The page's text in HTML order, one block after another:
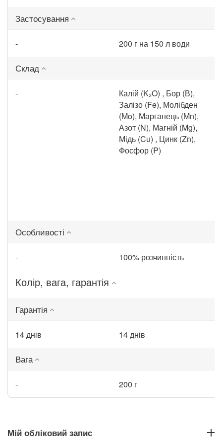
Застосування
- 200 г на 150 л води
Склад
-
Калій (K₂O) , Бор (В),
Залізо (Fe), Молібден
(Mo), Марганець (Mn),
Азот (N), Магній (Mg),
Мідь (Cu) , Цинк (Zn),
Фосфор (P)
Особливості
- 100% розчинність
Колір, вага, гарантія
Гарантія
14 днів 14 днів
Вага
- 200 г
Мій обліковий запис